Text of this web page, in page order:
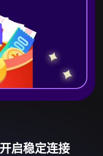
启稳定连接